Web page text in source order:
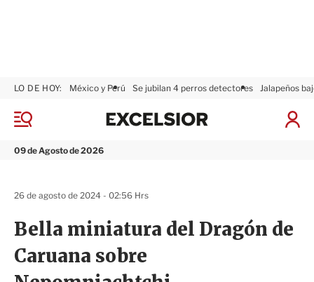
M
n
09 de Agosto de 2026
LO DE HOY: México y Perú Se jubilan 4 perros detectores Jalapeños
I
e
x
Bella miniatura del Dragón de
Caruana sobre
26 de agosto de 2024 - 02:56 Hrs